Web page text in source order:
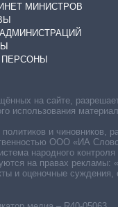
МИНИСТРОВ
ПЕРСОНЫ
на сайте,
использования
и чиновников,
ООО «ИА
народного
на правах рекламы:
и оценочные